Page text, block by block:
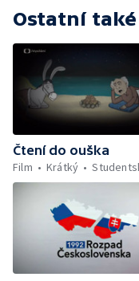
Ostatní
Čtení do ouška
Film
Krátký